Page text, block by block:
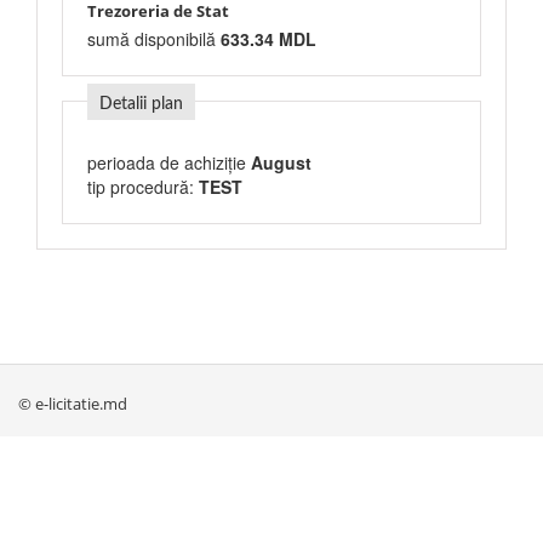
Trezoreria de Stat
sumă disponibilă 633.34 MDL
Detalii plan
perioada de achiziție August
tip procedură: TEST
© e-licitatie.md